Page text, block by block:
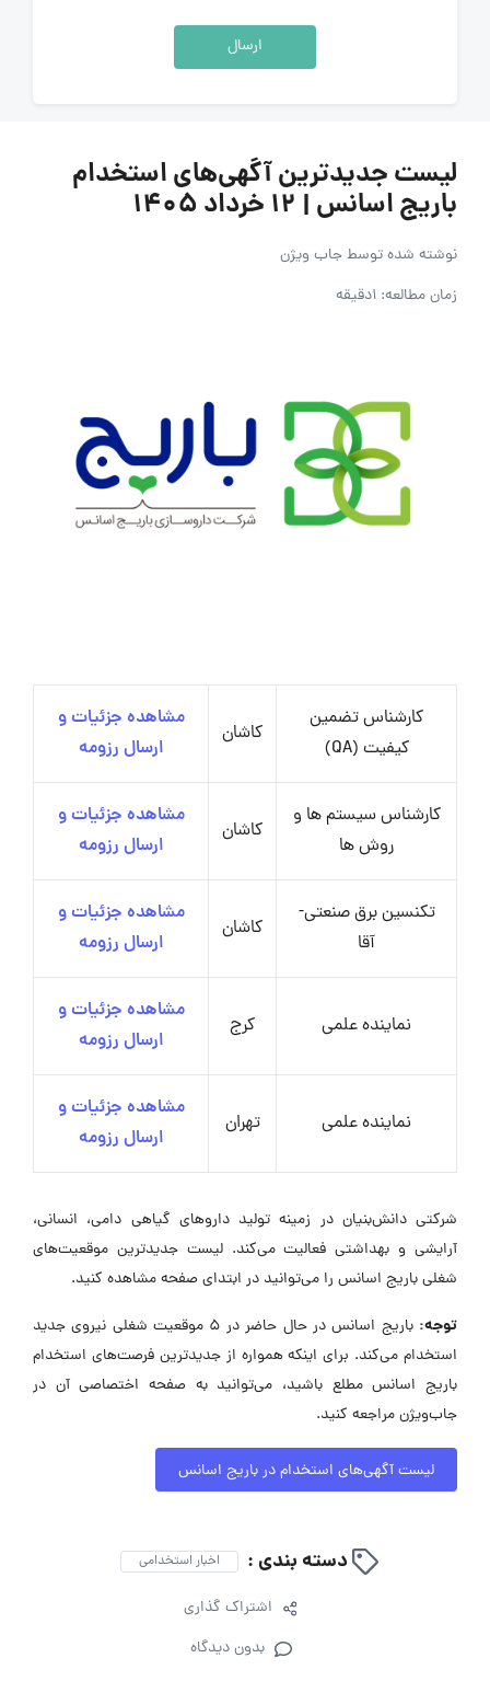
ارسال
لیست جدیدترین آگهی‌های استخدام
باریج اسانس | ۱۲ خرداد ۱۴۰۵
نوشته شده توسطجاب ویژن
زمان مطالعه: 1دقیقه
کارشناس تضمین
کیفیت (QA)
کاشان
مشاهده جزئیات و
ارسال رزومه
کارشناس سیستم ها و
روش ها
کاشان
مشاهده جزئیات و
ارسال رزومه
تکنسین برق صنعتی-
آقا
کاشان
مشاهده جزئیات و
ارسال رزومه
نماینده علمی کرج
مشاهده جزئیات و
ارسال رزومه
نماینده علمی تهران
مشاهده جزئیات و
ارسال رزومه
شرکتی دانش‌بنیان در زمینه تولید داروهای گیاهی دامی، انسانی،
آرایشی و بهداشتی فعالیت می‌کند. لیست جدیدترین موقعیت‌های
شغلی باریج اسانس را می‌توانید در ابتدای صفحه مشاهده کنید.
توجه:
باریج اسانس در حال حاضر در ۵ موقعیت شغلی نیروی جدید
استخدام می‌کند. برای اینکه همواره از جدیدترین فرصت‌های استخدام
باریج اسانس مطلع باشید، می‌توانید به صفحه اختصاصی آن در
جاب‌ویژن مراجعه کنید.
لیست آگهی‌های استخدام در باریج اسانس
دسته بندی : اخبار استخدامی
اشتراک گذاری
بدون دیدگاه